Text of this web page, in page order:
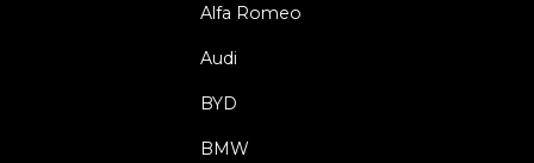
Alfa Romeo
Audi
BYD
BMW